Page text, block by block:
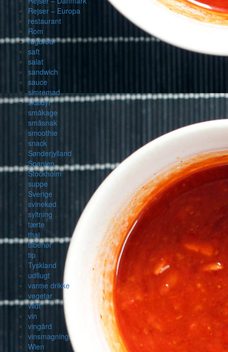
Rejser – Europa
restaurant
Rom
rugbrød
saft
salat
sandwich
sauce
simremad
skaldyr
småkage
småsnak
smoothie
snack
Sønderjylland
Spanien
Stockholm
suppe
Sverige
svinekød
syltning
tærte
thai
tilbehør
tip
Tyskland
udflugt
varme drikke
vegetar
vildt
vin
vingård
vinsmagning
Wien